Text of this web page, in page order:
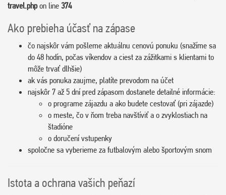
travel.phpon line 374
Ako prebieha účasť na zápase
čo najskôr vám pošleme aktuálnu cenovú ponuku (snažíme sa
do 48 hodín, počas víkendov a ciest za zážitkami s klientami to
môže trvať dlhšie)
ak vás ponuka zaujme, platíte prevodom na účet
najskôr 7 až 5 dní pred zápasom dostanete detailné informácie:
o programe zájazdu a ako budete cestovať (pri zájazde)
o meste, čo v ňom treba navštíviť a o zvyklostiach na
štadióne
o doručení vstupenky
spoločne sa vyberieme za futbalovým alebo športovým snom
Istota a ochrana vašich peňazí